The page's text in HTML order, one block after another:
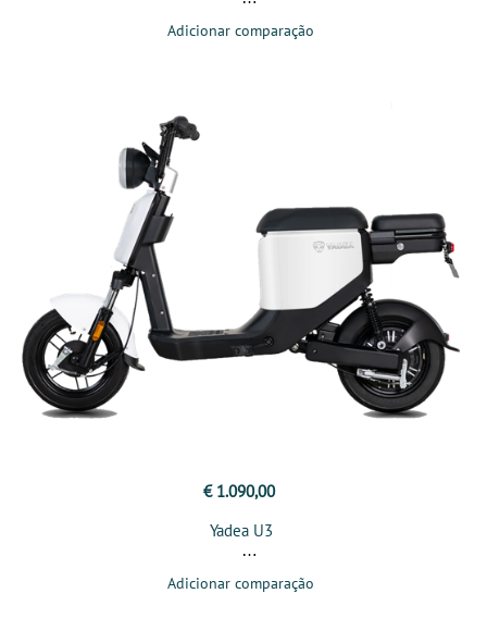
Adicionar comparação
€ 1.090,00
Yadea U3
Adicionar comparação